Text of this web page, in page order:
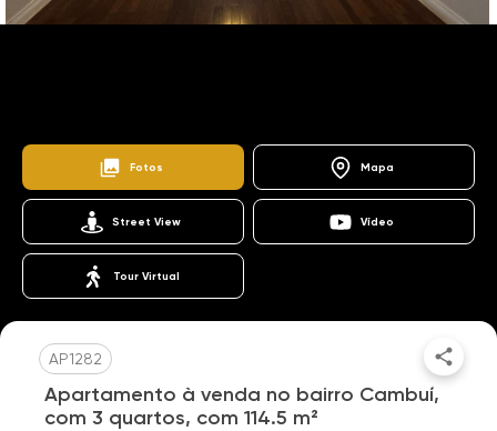
Fotos Mapa
Street View Vídeo
Tour Virtual
AP1282
Apartamento à venda no bairro Cambuí,
com 3 quartos, com 114.5 m²